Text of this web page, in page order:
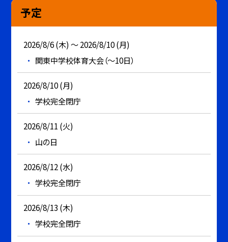
予定
2026/8/6 (木) ～ 2026/8/10 (月)
関東中学校体育大会（～10日）
2026/8/10 (月)
学校完全閉庁
2026/8/11 (火)
山の日
2026/8/12 (水)
学校完全閉庁
2026/8/13 (木)
学校完全閉庁